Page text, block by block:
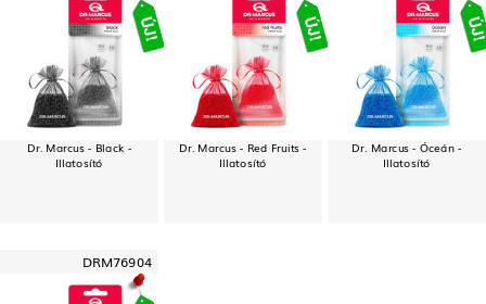
Dr. Marcus - Black -
Illatosító
Dr. Marcus - Red Fruits -
Illatosító
Dr. Marcus - Óceán -
Illatosító
DRM76904